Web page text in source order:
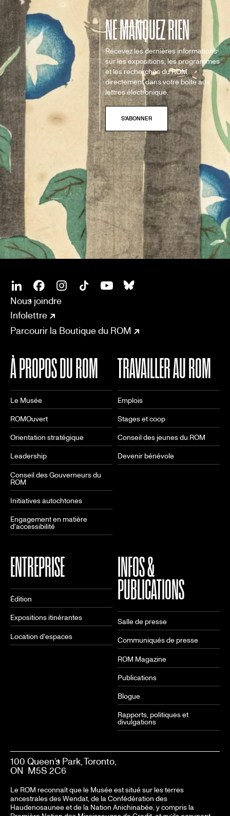
NE MANQUEZ RIEN
Recevez les dernières informations
sur les expositions, les programmes
et les recherches du ROM
directement dans votre boîte aux
lettres électronique.
SOCIAL
LinkedinFacebook
CONNECT
Nous joindre
Infolettre
Parcourir la Boutique du ROM
À PROPOS DU ROM
Le Musée
ROMOuvert
Orientation stratégique
Leadership
Conseil des Gouverneurs du
ROM
Initiatives autochtones
Engagement en matière
d'accessibilité
TRAVAILLER AU ROM
Emplois
Stages et coop
Conseil des jeunes du ROM
Devenir bénévole
ENTREPRISE
Édition
Expositions itinérantes
Location d'espaces
INFOS &
PUBLICATIONS
Salle de presse
Communiqués de presse
ROM Magazine
Publications
Blogue
Rapports, politiques et
divulgations
100 Queen’s Park, Toronto,
ON M5S 2C6
Le ROM reconnaît que le Musée est situé sur les terres
ancestrales des Wendat, de la Confédération des
Haudenosaunee et de la Nation Anichinabée, y compris la